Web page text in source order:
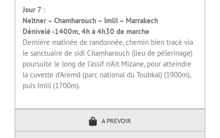
Jour 7 :
Neltner – Chamharouch – Imlil – Marrakech
Dénivelé -1400m, 4h à 4h30 de marche
Dernière matinée de randonnée, chemin bien tracé via
le sanctuaire de sidi Chamharouch (lieu de pèlerinage)
poursuite le long de l’assif n’Aït Mizane, pour atteindre
la cuvette d’Aremd (parc national du Toubkal) (1900m),
puis Imlil (1700m).
A PREVOIR